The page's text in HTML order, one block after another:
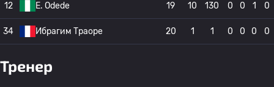
12 E. Odede 19 10 130 0 0 1 0
34 Ибрагим Траоре 20 1 1 0 0 0 0
Тренер